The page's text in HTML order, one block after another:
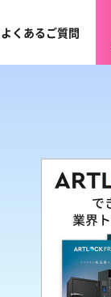
よくあるご質問